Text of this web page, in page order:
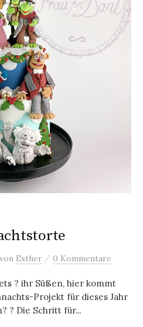
n
von Esther / 0 Kommentare
? ihr Süßen, hier kommt
Projekt für dieses Jahr
? Die Schritt für...